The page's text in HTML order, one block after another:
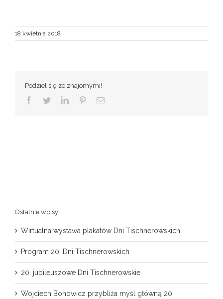
18 kwietnia 2018
Podziel się ze znajomymi!
Facebook
TwitterLinkedInPinterestEmail
Ostatnie wpisy
Wirtualna wystawa plakatów Dni Tischnerowskich
Program 20. Dni Tischnerowskich
20. jubileuszowe Dni Tischnerowskie
Wojciech Bonowicz przybliża myśl główną 20